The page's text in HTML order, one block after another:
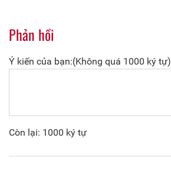
Phản hồi
Ý kiến của bạn:(Không quá 1000 ký tự)
Còn lại: 1000 ký tự